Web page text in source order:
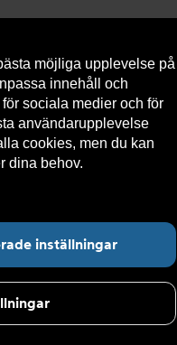
möjliga upplevelse på
innehåll och
sociala medier och för
användarupplevelse
cookies, men du kan
dina behov.
inställningar
Kontakta oss
Hitta det du letar